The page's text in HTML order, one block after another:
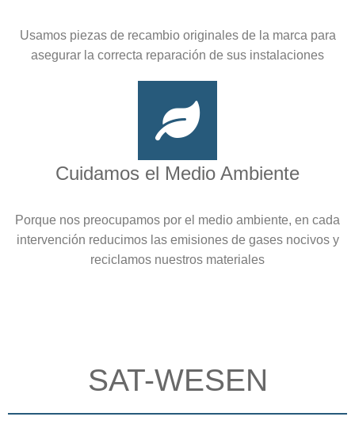
Usamos piezas de recambio originales de la marca para
asegurar la correcta reparación de sus instalaciones
Cuidamos el Medio Ambiente
Porque nos preocupamos por el medio ambiente, en cada
intervención reducimos las emisiones de gases nocivos y
reciclamos nuestros materiales
SAT-WESEN